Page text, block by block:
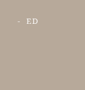
ED